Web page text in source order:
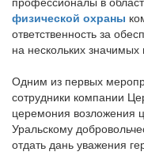
физической охраны
ответственность за
на нескольких
Одним из первых
сотрудники компании
церемония возложения
Уральскому
отдать дань уважения